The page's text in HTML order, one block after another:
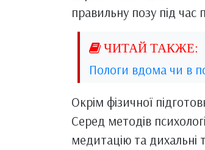
правильну позу під
Пологи вдома чи в
Окрім фізичної
Серед методів
медитацію та дихальні